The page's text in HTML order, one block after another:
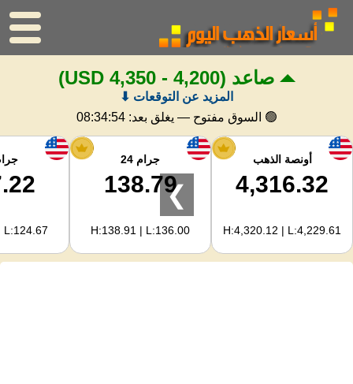
الرئيسية
سعر الذهب
اسعار الفضه
حاسبة الذهب
لمشرفي المواقع
صاعد (4,200 - 4,350 USD)
المزيد عن التوقعات ⬇
🟢 السوق مفتوح — يغلق بعد: 08:34:53
أونصة الذهب
4,316.32
H:4,320.12 | L:4,229.61
جرام 24
138.79
H:138.91 | L:136.00
L:124.67
❯